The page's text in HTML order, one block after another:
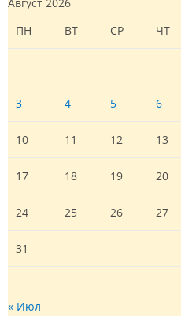
ПН
ВТ СР ЧТ
3 4 5 6
10 11 12 13
17 18 19 20
24 25 26 27
31
« Июл